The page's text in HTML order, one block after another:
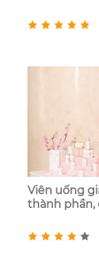
Viên uống
thành phần,